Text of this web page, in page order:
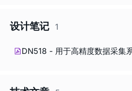
设计笔记 1
DN518 - 用于高精度数据采集